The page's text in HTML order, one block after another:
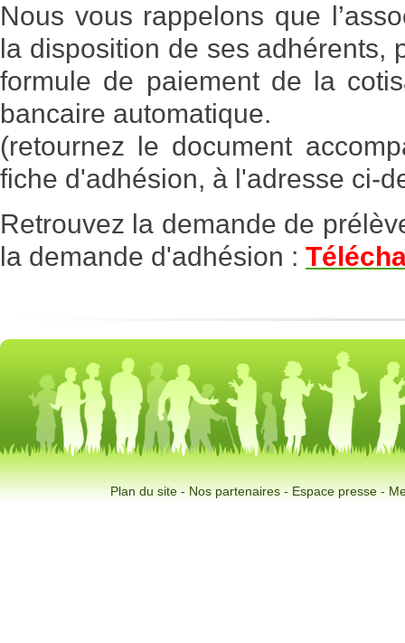
Nous vous rappelons que
la disposition de ses adhérents,
formule de paiement de la
bancaire automatique.
(retournez le document
fiche d'adhésion, à l'adresse ci-
Retrouvez la demande de
la demande d'adhésion :
Plan du site-Nos partenaires-Espace presse-